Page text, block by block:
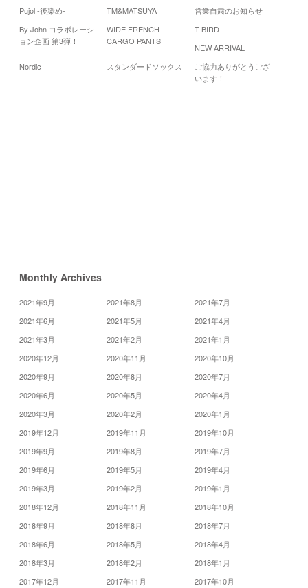
Pujol -後染め- TM&MATSUYA
営業自粛のお知らせ
By John コラボレーシ
ョン企画 第3弾！
WIDE FRENCH
CARGO PANTS
T-BIRD
NEW ARRIVAL
Nordic
スタンダードソックス
ご協力ありがとうござ
います！
Monthly Archives
2021年9月 2021年8月
2021年7月
2021年6月
2021年5月
2021年4月
2021年3月
2021年2月
2021年1月
2020年12月
2020年11月
2020年10月
2020年9月
2020年8月
2020年7月
2020年6月
2020年5月
2020年4月
2020年3月
2020年2月
2020年1月
2019年12月
2019年11月
2019年10月
2019年9月
2019年8月
2019年7月
2019年6月
2019年5月
2019年4月
2019年3月
2019年2月
2019年1月
2018年12月
2018年11月
2018年10月
2018年9月
2018年8月
2018年7月
2018年6月
2018年5月
2018年4月
2018年3月
2018年2月
2018年1月
2017年12月
2017年11月
2017年10月